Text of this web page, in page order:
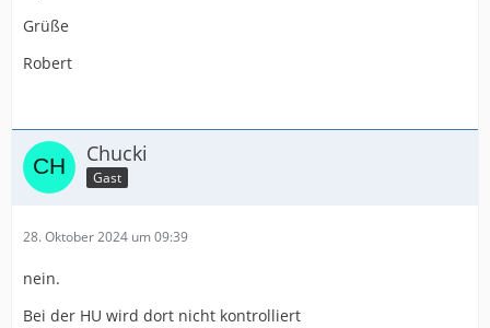
Grüße
Robert
Chucki
Gast
28. Oktober 2024 um 09:39
nein.
Bei der HU wird dort nicht kontrolliert